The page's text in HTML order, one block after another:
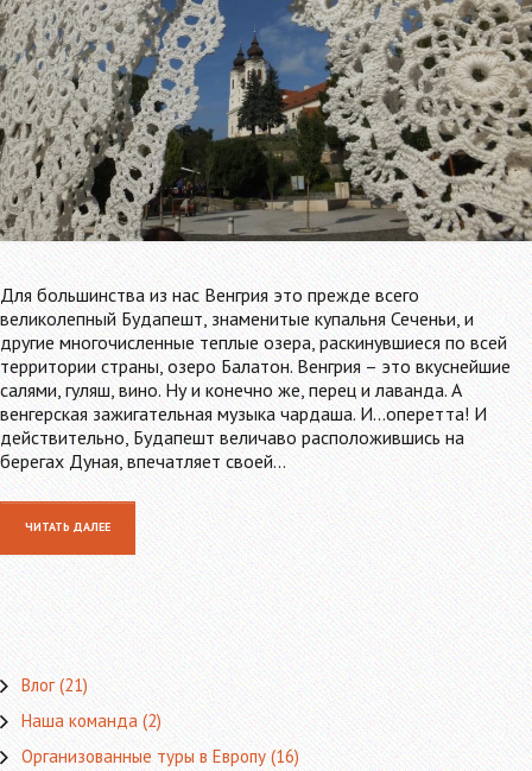
Для большинства из нас Венгрия это прежде всего
великолепный Будапешт, знаменитые купальня Сеченьи, и
другие многочисленные теплые озера, раскинувшиеся по всей
территории страны, озеро Балатон. Венгрия – это вкуснейшие
салями, гуляш, вино. Ну и конечно же, перец и лаванда. А
венгерская зажигательная музыка чардаша. И...оперетта! И
действительно, Будапешт величаво расположившись на
берегах Дуная, впечатляет своей…
ЧИТАТЬ ДАЛЕЕ
Влог(21)
Наша команда(2)
Организованные туры в Европу(16)